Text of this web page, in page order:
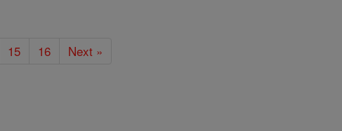
15 16 Next »